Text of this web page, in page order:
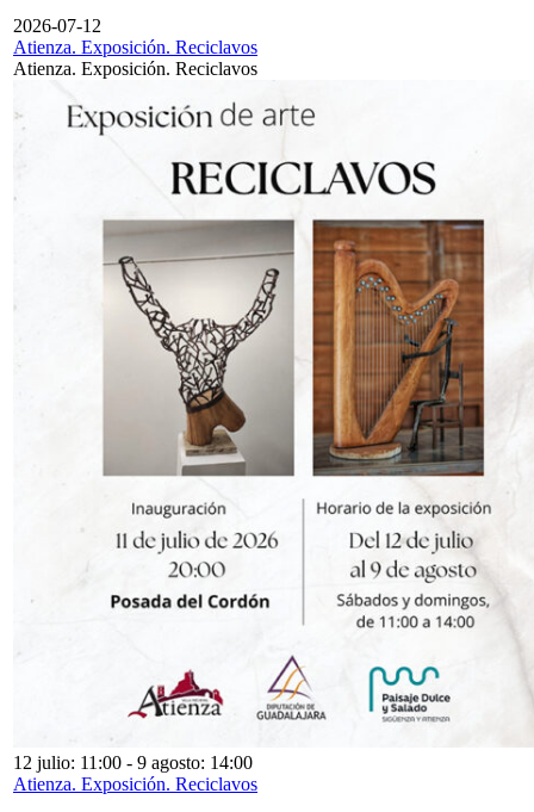
2026-07-12
Atienza. Exposición. Reciclavos
Atienza. Exposición. Reciclavos
12 julio: 11:00 - 9 agosto: 14:00
Atienza. Exposición. Reciclavos